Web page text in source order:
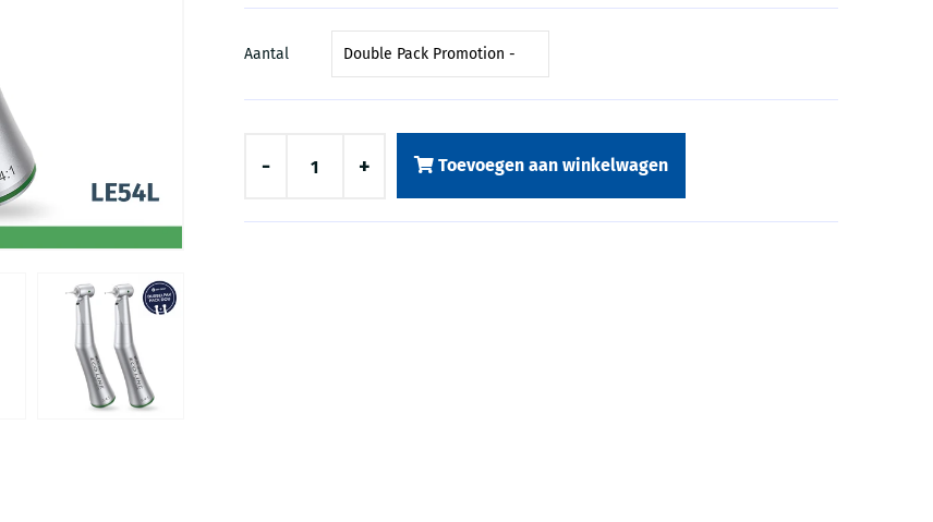
Aantal
- + Toevoegen aan winkelwagen